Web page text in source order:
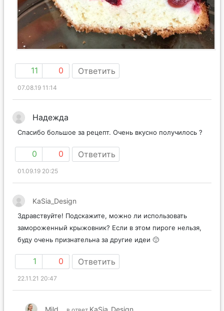
11 0 Ответить
07.08.19 11:14
Надежда
Спасибо большое за рецепт. Очень вкусно получилось ?
0 0 Ответить
01.09.19 20:25
KaSia_Design
Здравствуйте! Подскажите, можно ли использовать
замороженный крыжовник? Если в этом пироге нельзя,
буду очень признательна за другие идеи 🙂
1 0 Ответить
22.11.21 20:47